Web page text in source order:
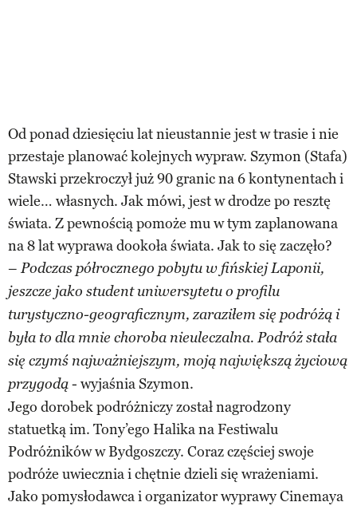
Od ponad dziesięciu lat nieustannie jest w trasie i nie
przestaje planować kolejnych wypraw. Szymon (Stafa)
Stawski przekroczył już 90 granic na 6 kontynentach i
wiele… własnych. Jak mówi, jest w drodze po resztę
świata. Z pewnością pomoże mu w tym zaplanowana
na 8 lat wyprawa dookoła świata. Jak to się zaczęło?
– Podczas półrocznego pobytu w fińskiej Laponii,
jeszcze jako student uniwersytetu o profilu
turystyczno-geograficznym, zaraziłem się podróżą i
była to dla mnie choroba nieuleczalna. Podróż stała
się czymś najważniejszym, moją największą życiową
przygodą- wyjaśnia Szymon.
Jego dorobek podróżniczy został nagrodzony
statuetką im. Tony’ego Halika na Festiwalu
Podróżników w Bydgoszczy. Coraz częściej swoje
podróże uwiecznia i chętnie dzieli się wrażeniami.
Jako pomysłodawca i organizator wyprawy Cinemaya